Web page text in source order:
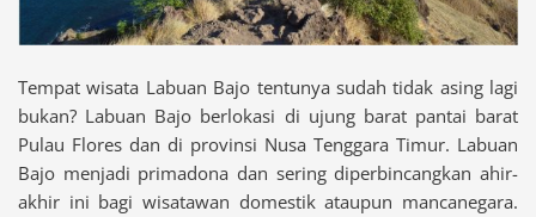
Tempat wisata Labuan Bajo tentunya sudah tidak asing lagi
bukan? Labuan Bajo berlokasi di ujung barat pantai barat
Pulau Flores dan di provinsi Nusa Tenggara Timur. Labuan
Bajo menjadi primadona dan sering diperbincangkan ahir-
akhir ini bagi wisatawan domestik ataupun mancanegara.